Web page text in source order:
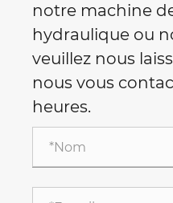
notre machine
hydraulique ou
veuillez nous
nous vous
heures.